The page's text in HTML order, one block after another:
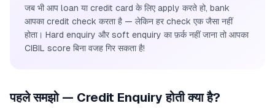
जब भी आप loan या credit card के लिए apply करते हो, bank
आपका credit check करता है — लेकिन हर check एक जैसा नहीं
होता। Hard enquiry और soft enquiry का फ़र्क नहीं जाना तो आपका
CIBIL score बिना वजह गिर सकता है!
पहले समझो — Credit Enquiry होती क्या है?